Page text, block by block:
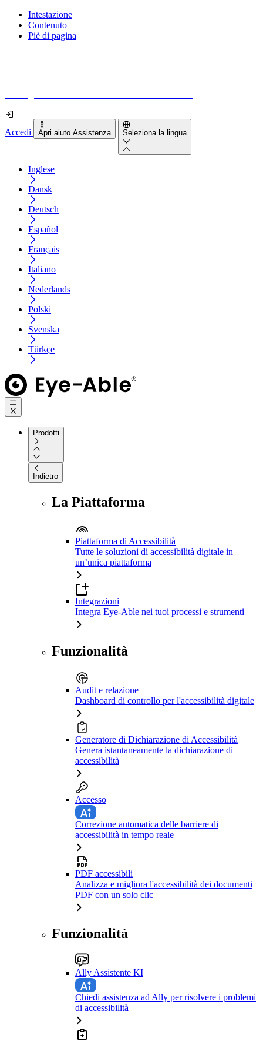
Intestazione
Contenuto
Piè di pagina
Accedi Apri aiuto Assistenza Seleziona la lingua
Inglese
Dansk
Deutsch
Español
Français
Italiano
Nederlands
Polski
Svenska
Türkçe
Prodotti
Indietro
La Piattaforma
Piattaforma di Accessibilità
Tutte le soluzioni di accessibilità digitale in
un’unica piattaforma
Integrazioni
Integra Eye-Able nei tuoi processi e strumenti
Funzionalità
Audit e relazione
Dashboard di controllo per l'accessibilità digitale
Generatore di Dichiarazione di Accessibilità
Genera istantaneamente la dichiarazione di
accessibilità
Accesso
Correzione automatica delle barriere di
accessibilità in tempo reale
PDF accessibili
Analizza e migliora l'accessibilità dei documenti
PDF con un solo clic
Funzionalità
Ally Assistente KI
Chiedi assistenza ad Ally per risolvere i problemi
di accessibilità